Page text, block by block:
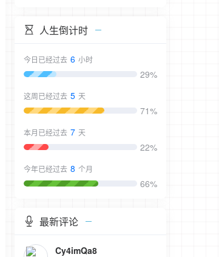
人生倒计时
今日已经过去 6 小时
29%
这周已经过去 5 天
71%
本月已经过去 7 天
22%
今年已经过去 8 个月
66%
最新评论
Cy4imQa8